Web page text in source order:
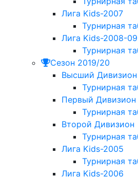
Лига Kids-2007
Турнирная
Лига Kids-2008-09
Турнирная
Сезон 2019/20
Высший Дивизион
Турнирная
Первый Дивизион
Турнирная
Второй Дивизион
Турнирная
Лига Kids-2005
Турнирная
Лига Kids-2006